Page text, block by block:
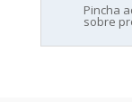
Pincha
sobre